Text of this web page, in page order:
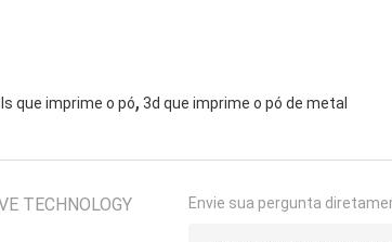
que imprime o pó, 3d que imprime o pó de metal
TECHNOLOGY
Envie sua pergunta